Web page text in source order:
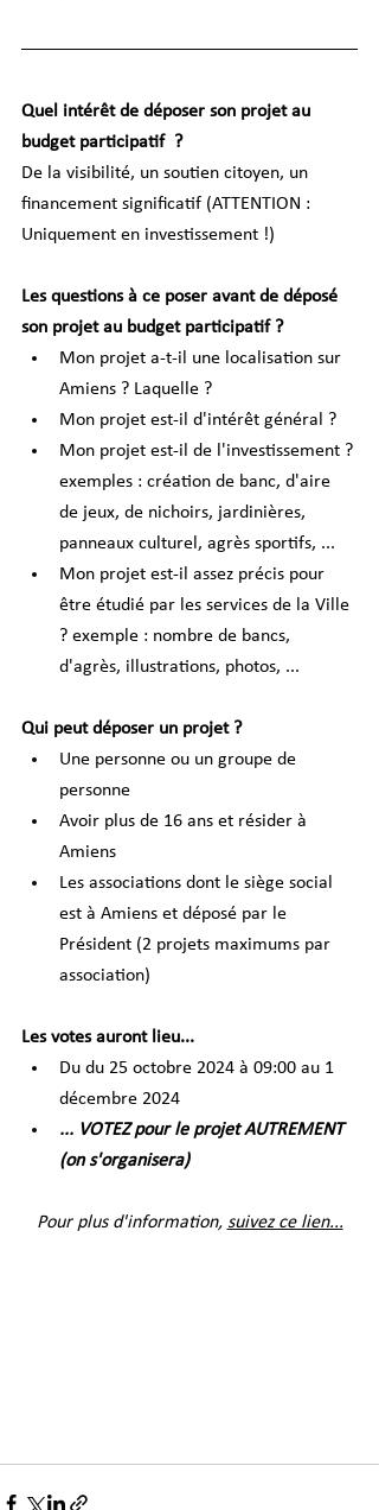
Quel intérêt de déposer son projet au
budget participatif  ?
De la visibilité, un soutien citoyen, un
financement significatif (ATTENTION :
Uniquement en investissement !)
Les questions à ce poser avant de déposé
son projet au budget participatif ?
Mon projet a-t-il une localisation sur
Amiens ? Laquelle ?
Mon projet est-il d'intérêt général ?
Mon projet est-il de l'investissement ?
exemples : création de banc, d'aire
de jeux, de nichoirs, jardinières,
panneaux culturel, agrès sportifs, ...
Mon projet est-il assez précis pour
être étudié par les services de la Ville
? exemple : nombre de bancs,
d'agrès, illustrations, photos, ...
Qui peut déposer un projet ?
Une personne ou un groupe de
personne
Avoir plus de 16 ans et résider à
Amiens
Les associations dont le siège social
est à Amiens et déposé par le
Président (2 projets maximums par
association)
Les votes auront lieu...
Du du 25 octobre 2024 à 09:00 au 1
décembre 2024
... VOTEZ pour le projet AUTREMENT
(on s'organisera)
Pour plus d'information, suivez ce lien...